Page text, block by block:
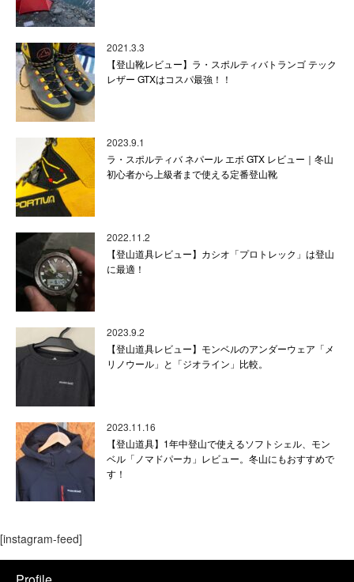
2021.3.3
【登山靴レビュー】ラ・スポルティバトランゴ テック
レザー GTXはコスパ最強！！
2023.9.1
ラ・スポルティバ ネパール エボ GTX レビュー｜冬山
初心者から上級者まで使える定番登山靴
2022.11.2
【登山道具レビュー】カシオ「プロトレック」は登山
に最適！
2023.9.2
【登山道具レビュー】モンベルのアンダーウェア「メ
リノウール」と「ジオライン」比較。
2023.11.16
【登山道具】1年中登山で使えるソフトシェル、モン
ベル「ノマドパーカ」レビュー。冬山にもおすすめで
す！
[instagram-feed]